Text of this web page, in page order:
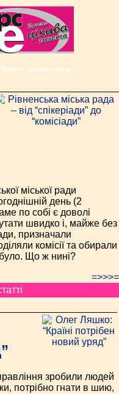
цікава газета!
міської ради
день (2
по собі є доволі
швидко і, майже без
призначали
комісії та обирали
було. Що ж нині?
=>>>=
зробили людей
потрібно гнати в шию,